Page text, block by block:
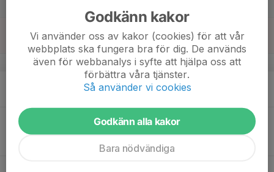
v.21
Träning
20
Tis
Match mot Löberöds IF
Knutsvallen A-plan
Godkänn kakor
Vi använder oss av kakor (cookies) för att vår
webbplats ska fungera bra för dig. De används
även för webbanalys i syfte att hjälpa oss att
förbättra våra tjänster.
Så använder vi cookies
Godkänn alla kakor
Bara nödvändiga